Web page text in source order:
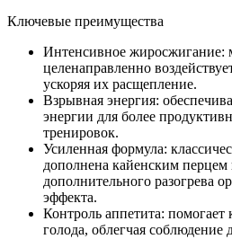
Ключевые преимущества
Интенсивное жиросжигание:
целенаправленно
ускоряя их расщепление.
Взрывная энергия:
энергии для более
тренировок.
Усиленная формула:
дополнена кайенским
дополнительного разогрева
эффекта.
Контроль аппетита: помогает
голода, облегчая соблюдение